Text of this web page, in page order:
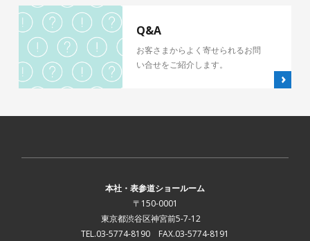
Q&A
お客さまからよく寄せられるお問
い合せをご紹介します。
本社・表参道ショールーム
〒150-0001
東京都渋谷区神宮前5-7-12
TEL.03-5774-8190 FAX.03-5774-8191